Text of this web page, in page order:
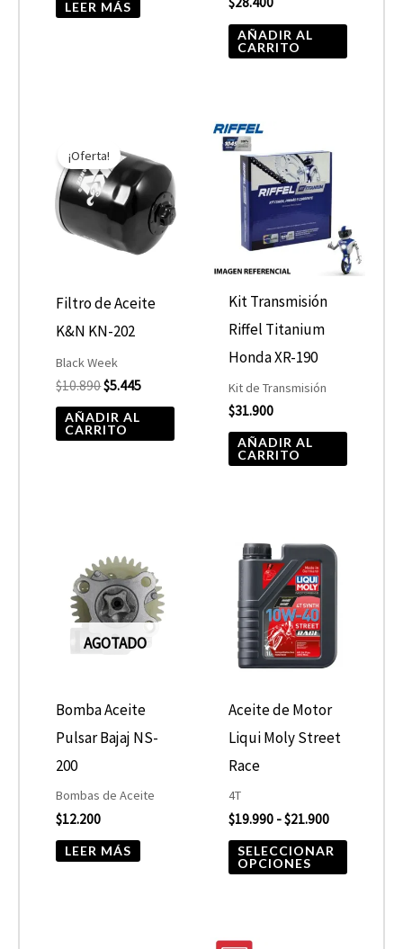
LEER MÁS
AÑADIR AL
CARRITO
¡Oferta!
Filtro de Aceite
K&N KN-202
Black Week
$10.890
original
era:
$10.890.
$5.445
actual
es:
$5.445.
AÑADIR AL
CARRITO
Kit Transmisión
Riffel Titanium
Honda XR-190
Kit de Transmisión
$31.900
AÑADIR AL
CARRITO
AGOTADO
Bomba Aceite
Pulsar Bajaj NS-
200
Bombas de Aceite
$12.200
LEER MÁS
Aceite de Motor
Liqui Moly Street
Race
4T
$19.990 -$21.900
de
SELECCIONAR
OPCIONES
la
página